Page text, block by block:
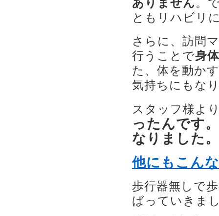
ありません。
ともリハビリ
さらに、訪問
行うことで身
た、体を動か
気持ちにもな
スタッフ様よ
ったんです
なりました
他にもこん
歩行器無しで
ばっていきま